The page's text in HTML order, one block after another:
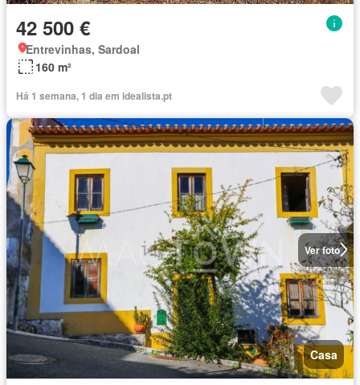
42 500 €
Entrevinhas, Sardoal
160 m²
Há 1 semana, 1 dia em idealista.pt
Ver foto
Casa